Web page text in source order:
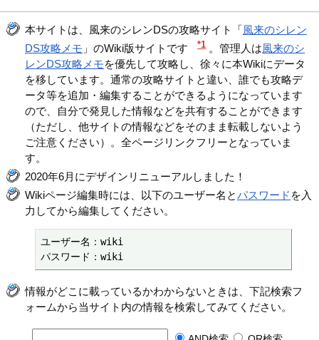
本サイトは、風来のシレンDSの攻略サイト「風来のシレン
DS攻略メモ 」のWiki版サイトです *1 。管理人は風来のシ
レンDS攻略メモを優先して攻略し、徐々に本Wikiにデータ
を移しています。通常の攻略サイトと違い、誰でも攻略デ
ータ等を追加・編集することができるようになっています
ので、自分で発見した情報などを共有することができます
（ただし、他サイトの情報などをそのまま転載しないよう
ご注意ください）。全ページリンクフリーとなっていま
す。
2020年6月にデザインリニューアルしました！
Wikiページ編集時には、以下のユーザー名とパスワード を入
力してから編集してください。
ユーザー名：wiki
パスワード：wiki
情報がどこに載っているかわからないときは、下記検索フ
ォームから当サイト内の情報を検索してみてください。